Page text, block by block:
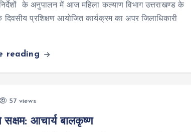
के अनुपालन में आज महिला कल्याण विभाग उत्तराखण्ड के
दिवसीय प्रशिक्षण आयोजित कार्यक्रम का अपर जिलाधिकारी
reading
57 views
आचार्य बालकृष्ण